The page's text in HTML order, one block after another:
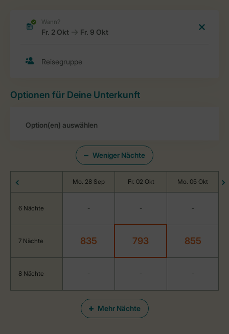
Optionen für Deine Unterkunft
Weniger Nächte
Mehr Nächte
Mo. 28 Sep Fr. 02 Okt Mo. 05 Okt
6 Nächte - - -
7 Nächte 835 793 855
8 Nächte - - -